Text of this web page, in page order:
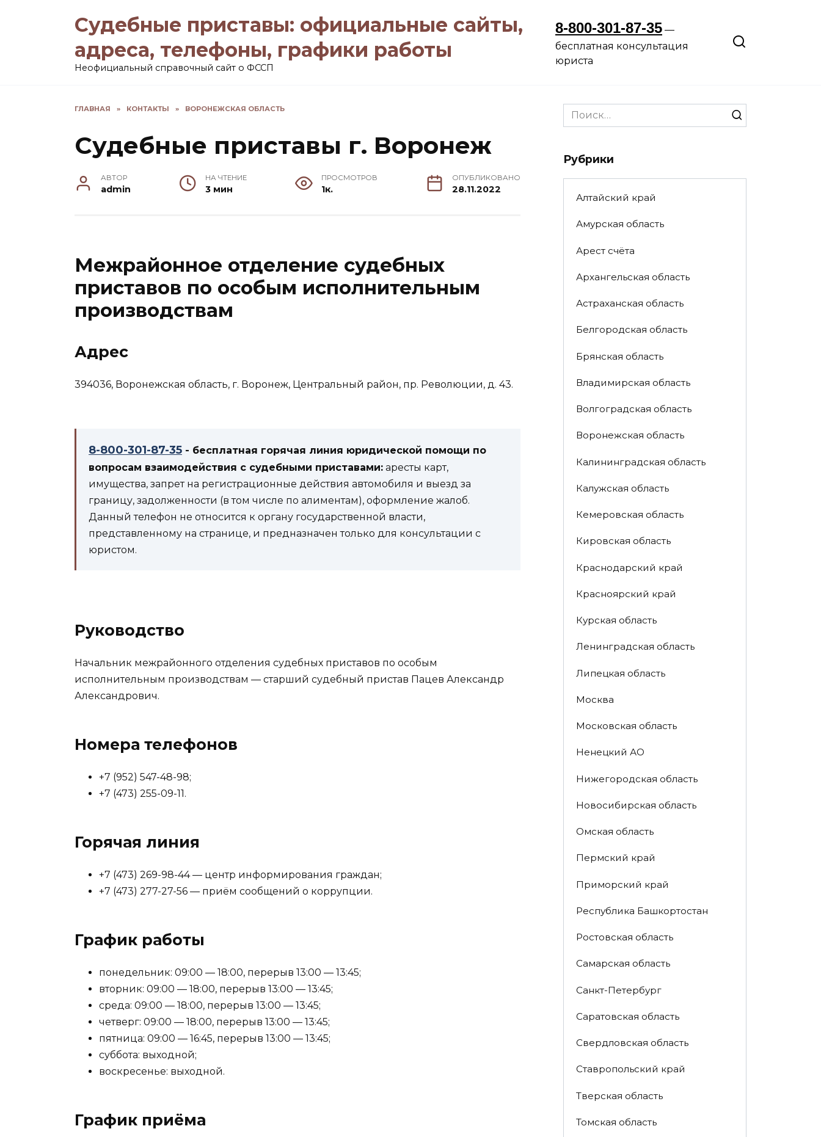
Судебные приставы: официальные сайты,
адреса, телефоны, графики работы
Неофициальный справочный сайт о ФССП
8-800-301-87-35 —
бесплатная консультация
юриста
ГЛАВНАЯ » КОНТАКТЫ » ВОРОНЕЖСКАЯ ОБЛАСТЬ
Судебные приставы г. Воронеж
АВТОР
admin
НА ЧТЕНИЕ
3 мин
ПРОСМОТРОВ
1к.
ОПУБЛИКОВАНО
28.11.2022
Межрайонное отделение судебных
приставов по особым исполнительным
производствам
Адрес
394036, Воронежская область, г. Воронеж, Центральный район, пр. Революции, д. 43.
8-800-301-87-35 - бесплатная горячая линия юридической помощи по
вопросам взаимодействия с судебными приставами: аресты карт,
имущества, запрет на регистрационные действия автомобиля и выезд за
границу, задолженности (в том числе по алиментам), оформление жалоб.
Данный телефон не относится к органу государственной власти,
представленному на странице, и предназначен только для консультации с
юристом.
Руководство
Начальник межрайонного отделения судебных приставов по особым
исполнительным производствам — старший судебный пристав Пацев Александр
Александрович.
Номера телефонов
+7 (952) 547-48-98;
+7 (473) 255-09-11.
Горячая линия
+7 (473) 269-98-44 — центр информирования граждан;
+7 (473) 277-27-56 — приём сообщений о коррупции.
График работы
понедельник: 09:00 — 18:00, перерыв 13:00 — 13:45;
вторник: 09:00 — 18:00, перерыв 13:00 — 13:45;
среда: 09:00 — 18:00, перерыв 13:00 — 13:45;
четверг: 09:00 — 18:00, перерыв 13:00 — 13:45;
пятница: 09:00 — 16:45, перерыв 13:00 — 13:45;
суббота: выходной;
воскресенье: выходной.
График приёма
Search
for:
Рубрики
Алтайский край
Амурская область
Арест счёта
Архангельская область
Астраханская область
Белгородская область
Брянская область
Владимирская область
Волгоградская область
Воронежская область
Калининградская область
Калужская область
Кемеровская область
Кировская область
Краснодарский край
Красноярский край
Курская область
Ленинградская область
Липецкая область
Москва
Московская область
Ненецкий АО
Нижегородская область
Новосибирская область
Омская область
Пермский край
Приморский край
Республика Башкортостан
Ростовская область
Самарская область
Санкт-Петербург
Саратовская область
Свердловская область
Ставропольский край
Тверская область
Томская область